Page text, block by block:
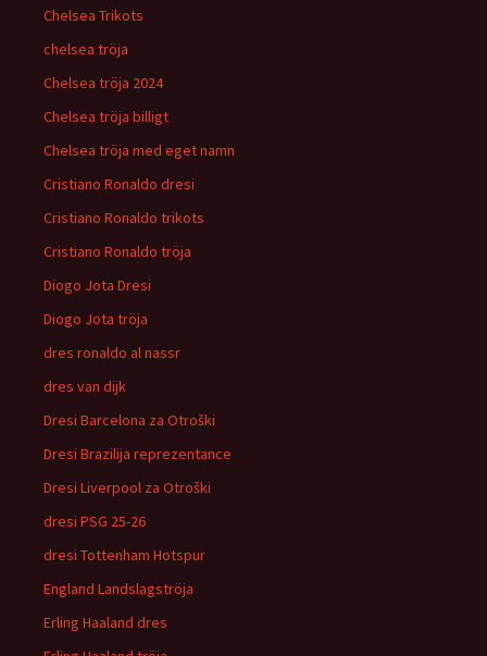
Chelsea Trikots
chelsea tröja
Chelsea tröja 2024
Chelsea tröja billigt
Chelsea tröja med eget namn
Cristiano Ronaldo dresi
Cristiano Ronaldo trikots
Cristiano Ronaldo tröja
Diogo Jota Dresi
Diogo Jota tröja
dres ronaldo al nassr
dres van dijk
Dresi Barcelona za Otroški
Dresi Brazilija reprezentance
Dresi Liverpool za Otroški
dresi PSG 25-26
dresi Tottenham Hotspur
England Landslagströja
Erling Haaland dres